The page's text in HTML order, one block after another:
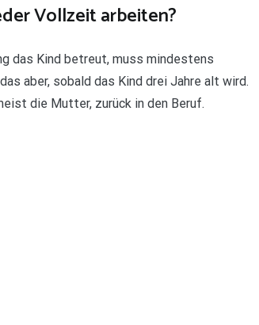
Vollzeit arbeiten?
das Kind betreut, muss mindestens
aber, sobald das Kind drei Jahre alt wird.
die Mutter, zurück in den Beruf.